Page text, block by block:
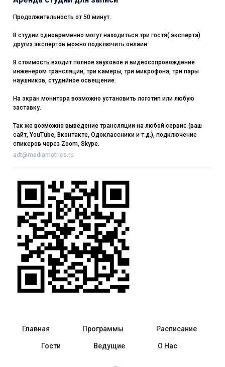
Продолжительность от 50 минут.
В студии одновременно могут находиться три гостя( эксперта)
других экспертов можно подключить онлайн.
В стоимость входит полное звуковое и видеосопровождение
инженером трансляции, три камеры, три микрофона, три пары
наушников, студийное освещение.
На экран монитора возможно установить логотип или любую
заставку.
Так же возможно выведение трансляции на любой сервис (ваш
сайт, YouTube, Вконтакте, Одоклассники и т.д.), подключение
спикеров через Zoom, Skype.
adt@mediametrics.ru
Главная Программы Расписание
Гости Ведущие О Нас